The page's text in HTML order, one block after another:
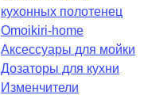
кухонных полотенец
Omoikiri-home
Аксессуары для мойки
Дозаторы для кухни
Изменчители